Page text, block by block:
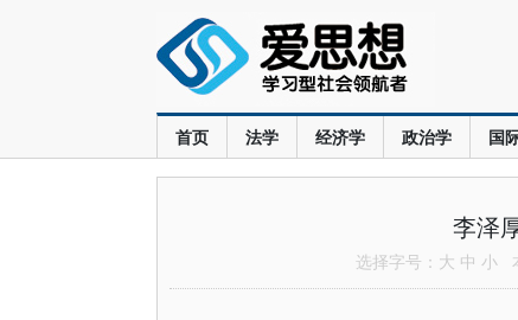
首页 法学 经济学 政治学 国
李泽
选择字号： 大 中 小